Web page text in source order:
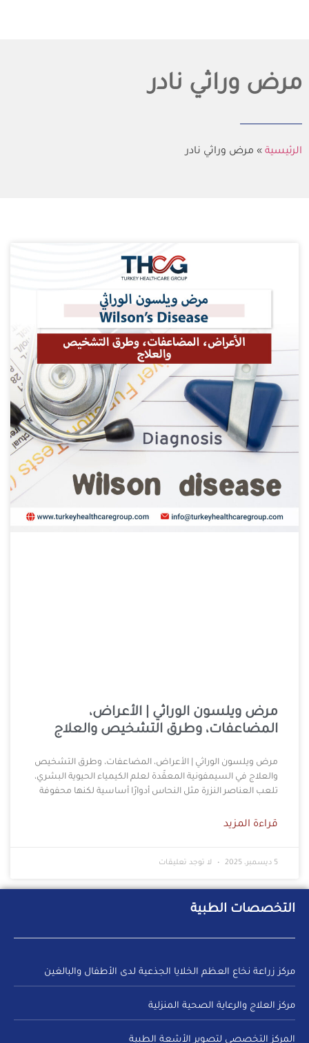
مرض وراثي نادر
الرئيسية » مرض وراثي نادر
مرض ويلسون الوراثي | الأعراض،
المضاعفات، وطرق التشخيص والعلاج
مرض ويلسون الوراثي | الأعراض، المضاعفات، وطرق التشخيص
والعلاج في السيمفونية المعقّدة لعلم الكيمياء الحيوية البشري،
تلعب العناصر النزرة مثل النحاس أدوارًا أساسية لكنها محفوفة
قراءة المزيد
5 ديسمبر، 2025 لا توجد تعليقات
التخصصات الطبية
مركز زراعة نخاع العظم الخلايا الجذعية لدى الأطفال والبالغين
مركز العلاج والرعاية الصحية المنزلية
المركز التخصصي لتصوير الأشعة الطبية